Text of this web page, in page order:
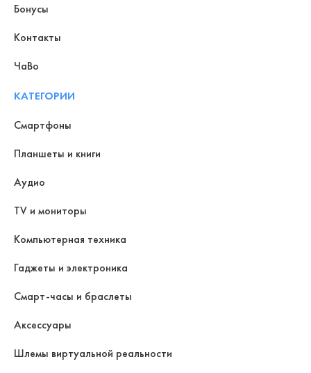
Бонусы
Контакты
ЧаВо
КАТЕГОРИИ
Смартфоны
Планшеты и книги
Аудио
TV и мониторы
Компьютерная техника
Гаджеты и электроника
Смарт-часы и браслеты
Аксессуары
Шлемы виртуальной реальности